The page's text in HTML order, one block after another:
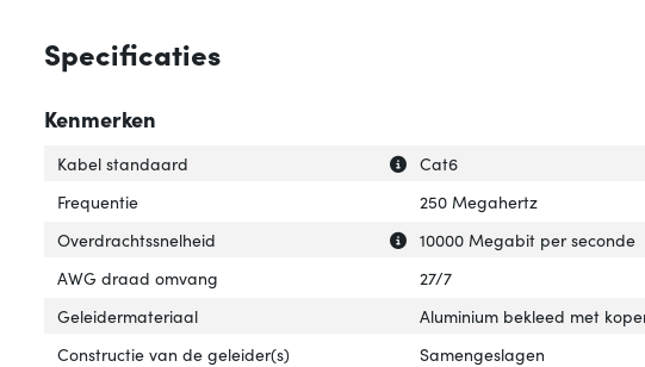
Specificaties
Kenmerken
Uitleg over 'Kabel standaard'
Verberg uitleg over 'Kabel
Kabel standaard
Cat6
Frequentie
250 Megahertz
Uitleg over 'Overdrachtssnelheid'
Verberg uitleg over
Overdrachtssnelheid
10000 Megabit per seconde
AWG draad omvang
27/7
Geleidermateriaal
Aluminium bekleed met
Constructie van de geleider(s)
Samengeslagen